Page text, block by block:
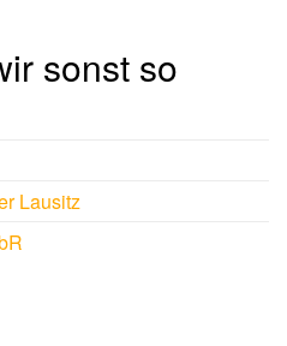
sonst so
Lausitz